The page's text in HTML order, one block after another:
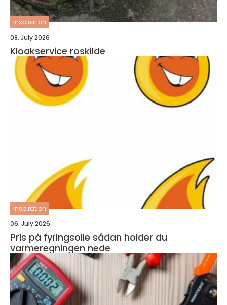
inspiration
08. July 2026
Kloakservice roskilde
inspiration
06. July 2026
Pris på fyringsolie sådan holder du
varmeregningen nede